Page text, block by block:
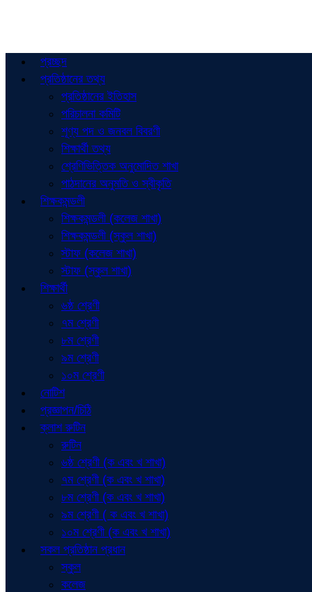
প্রচ্ছদ
প্রতিষ্ঠানের তথ্য
প্রতিষ্ঠানের ইতিহাস
পরিচালনা কমিটি
শূণ্য পদ ও জনবল বিবরণী
শিক্ষার্থী তথ্য
শ্রেণিভিত্তিক অনুমোদিত শাখা
পাঠদানের অনুমতি ও স্বীকৃতি
শিক্ষকমন্ডলী
শিক্ষকমন্ডলী (কলেজ শাখা)
শিক্ষকমন্ডলী (স্কুল শাখা)
স্টাফ (কলেজ শাখা)
স্টাফ (স্কুল শাখা)
শিক্ষার্থী
৬ষ্ঠ শ্রেণী
৭ম শ্রেণী
৮ম শ্রেণী
৯ম শ্রেণী
১০ম শ্রেণী
নোটিশ
প্রজ্ঞাপন/চিঠি
ক্লাশ রুটিন
রুটিন
৬ষ্ঠ শ্রেণী (ক এবং খ শাখা)
৭ম শ্রেণী (ক এবং খ শাখা)
৮ম শ্রেণী (ক এবং খ শাখা)
৯ম শ্রেণী ( ক এবং খ শাখা)
১০ম শ্রেণী (ক এবং খ শাখা)
সকল প্রতিষ্ঠান প্রধান
স্কুল
কলেজ